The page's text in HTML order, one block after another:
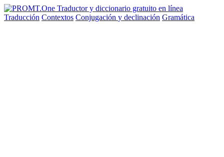
Traducción Contextos Conjugación y declinación Gramática